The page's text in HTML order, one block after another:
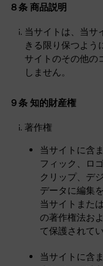
８条 商品説明
当サイトは、当サ
きる限り保つよう
サイトのその他の
しません。
９条 知的財産権
著作権
当サイトに含
フィック、ロ
クリップ、デ
データに編集
当サイトまた
の著作権法お
て保護されてい
当サイトに含